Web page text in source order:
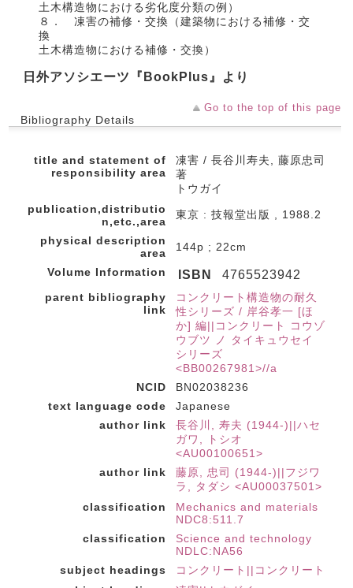
土木構造物における劣化度分類の例）
８． 凍害の補修・交換（建築物における補修・交
換
土木構造物における補修・交換）
日外アソシエーツ『BookPlus』より
Go to the top of this page
Bibliography Details
title and statement of
responsibility area
凍害 / 長谷川寿夫, 藤原忠司
著
トウガイ
publication,distributio
n,etc.,area
東京 : 技報堂出版 , 1988.2
physical description
area
144p ; 22cm
Volume Information
ISBN 4765523942
parent bibliography
link
コンクリート構造物の耐久
性シリーズ / 岸谷孝一 [ほ
か] 編||コンクリート コウゾ
ウブツ ノ タイキュウセイ
シリーズ
<BB00267981>//a
NCID
BN02038236
text language code
Japanese
author link
長谷川, 寿夫 (1944-)||ハセ
ガワ, トシオ
<AU00100651>
author link
藤原, 忠司 (1944-)||フジワ
ラ, タダシ <AU00037501>
classification
Mechanics and materials
NDC8:511.7
classification
Science and technology
NDLC:NA56
subject headings
コンクリート||コンクリート